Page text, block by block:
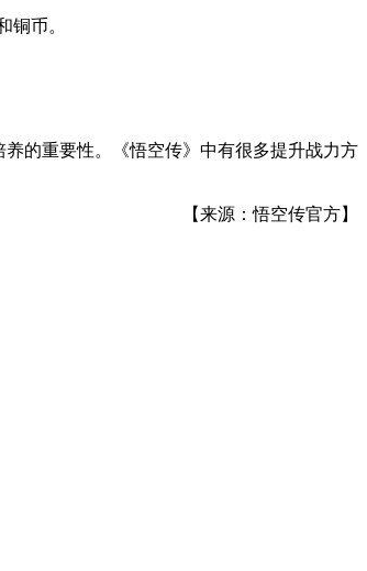
铜币。
的重要性。《悟空传》中有很多提升战力方
【来源：悟空传官方】